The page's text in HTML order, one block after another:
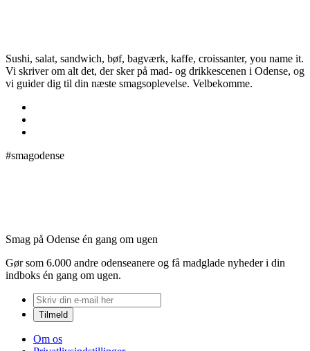
Sushi, salat, sandwich, bøf, bagværk, kaffe, croissanter, you name it.
Vi skriver om alt det, der sker på mad- og drikkescenen i Odense, og
vi guider dig til din næste smagsoplevelse. Velbekomme.
#smagodense
Smag på Odense én gang om ugen
Gør som 6.000 andre odenseanere og få madglade nyheder i din
indboks én gang om ugen.
Om os